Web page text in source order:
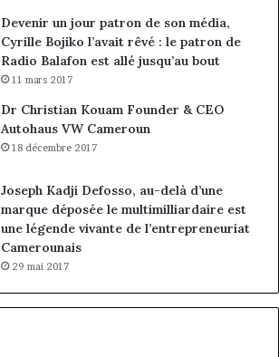
Devenir un jour patron de son média,
Cyrille Bojiko l’avait rêvé : le patron de
Radio Balafon est allé jusqu’au bout
11 mars 2017
Dr Christian Kouam Founder & CEO
Autohaus VW Cameroun
18 décembre 2017
Joseph Kadji Defosso, au-delà d’une
marque déposée le multimilliardaire est
une légende vivante de l’entrepreneuriat
Camerounais
29 mai 2017